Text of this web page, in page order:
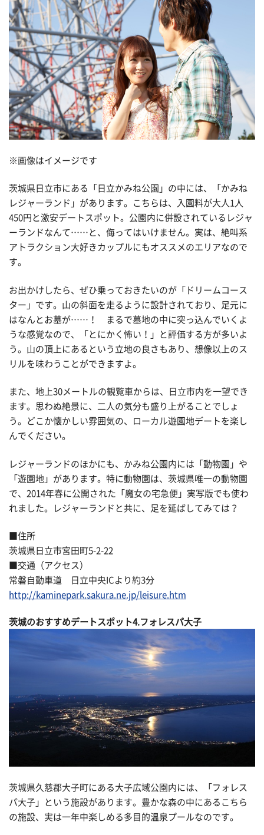
※画像はイメージです
茨城県日立市にある「日立かみね公園」の中には、「かみね
レジャーランド」があります。こちらは、入園料が大人1人
450円と激安デートスポット。公園内に併設されているレジャ
ーランドなんて……と、侮ってはいけません。実は、絶叫系
アトラクション大好きカップルにもオススメのエリアなので
す。
お出かけしたら、ぜひ乗っておきたいのが「ドリームコース
ター」です。山の斜面を走るように設計されており、足元に
はなんとお墓が……！ まるで墓地の中に突っ込んでいくよ
うな感覚なので、「とにかく怖い！」と評価する方が多いよ
う。山の頂上にあるという立地の良さもあり、想像以上のス
リルを味わうことができますよ。
また、地上30メートルの観覧車からは、日立市内を一望でき
ます。思わぬ絶景に、二人の気分も盛り上がることでしょ
う。どこか懐かしい雰囲気の、ローカル遊園地デートを楽し
んでください。
レジャーランドのほかにも、かみね公園内には「動物園」や
「遊園地」があります。特に動物園は、茨城県唯一の動物園
で、2014年春に公開された「魔女の宅急便」実写版でも使わ
れました。レジャーランドと共に、足を延ばしてみては？
■住所
茨城県日立市宮田町5-2-22
■交通（アクセス）
常磐自動車道 日立中央ICより約3分
http://kaminepark.sakura.ne.jp/leisure.htm
茨城のおすすめデートスポット4.フォレスパ大子
茨城県久慈郡大子町にある大子広域公園内には、「フォレス
パ大子」という施設があります。豊かな森の中にあるこちら
の施設、実は一年中楽しめる多目的温泉プールなのです。